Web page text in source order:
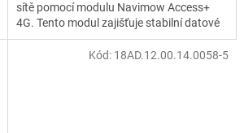
sítě pomocí modulu Navimow Access+
4G. Tento modul zajišťuje stabilní datové
připojení, i...
Kód: 18AD.12.00.14.0058-5